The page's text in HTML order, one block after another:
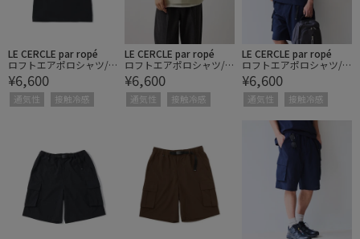
LE CERCLE par ropé
ロフトエアポロシャツ/
セットアップ対応/接触
冷感/UVケア
¥6,600
通気性 接触冷感
LE CERCLE par ropé
ロフトエアポロシャツ/
セットアップ対応/接触
冷感/UVケア
¥6,600
通気性 接触冷感
LE CERCLE par ropé
ロフトエアポロシャツ/
セットアップ対応/接触
冷感/UVケア
¥6,600
通気性 接触冷感